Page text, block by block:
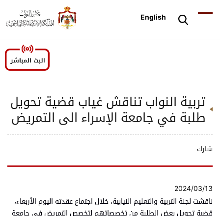
English
تربية النواب تناقش غياب قضية تحويل
طلبة في جامعة الإسراء الى التمريض
شارك
2024/03/13
ناقشت لجنة التربية والتعليم النيابية، خلال اجتماع عقدته اليوم الأربعاء،
قضية تحويل بعض الطلبة من تخصصاتهم لتخصص التمريض في جامعة